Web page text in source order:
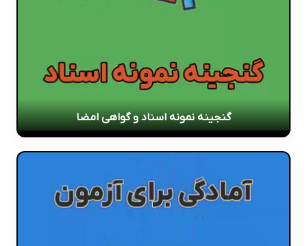
گنجینه نمونه اسناد و گواهی امضا